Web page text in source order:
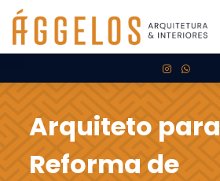
Arquiteto para
Reforma de